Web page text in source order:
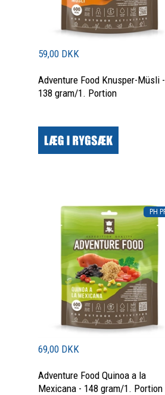
59,00 DKK
Adventure Food Knusper-Müsli -
138 gram/1. Portion
69,00 DKK
Adventure Food Quinoa a la
Mexicana - 148 gram/1. Portion